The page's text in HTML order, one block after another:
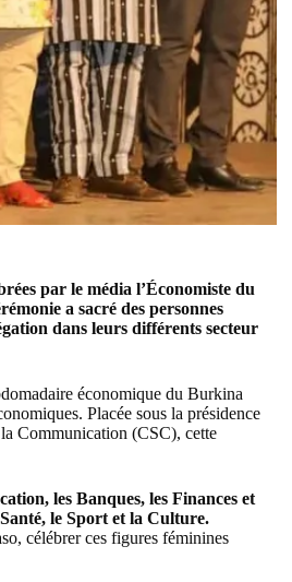
par le média l’Économiste du
a sacré des personnes
dans leurs différents secteur
économique du Burkina
Placée sous la présidence
Communication (CSC), cette
les Banques, les Finances et
le Sport et la Culture.
célébrer ces figures féminines